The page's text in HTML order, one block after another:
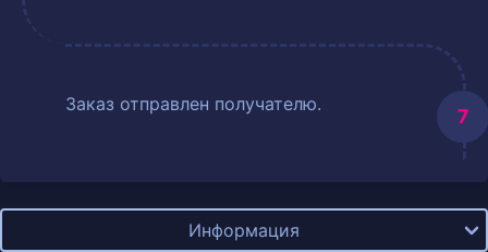
Заказ отправлен получателю.
Информация